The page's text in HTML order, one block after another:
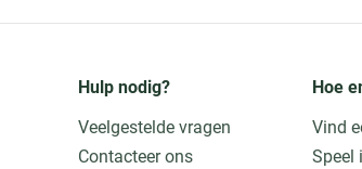
Hulp nodig?
Veelgestelde vragen
Contacteer ons
Hoe
Vind
Speel